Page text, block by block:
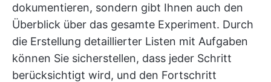
dokumentieren, sondern gibt Ihnen auch den
Überblick über das gesamte Experiment. Durch
die Erstellung detaillierter Listen mit Aufgaben
können Sie sicherstellen, dass jeder Schritt
berücksichtigt wird, und den Fortschritt